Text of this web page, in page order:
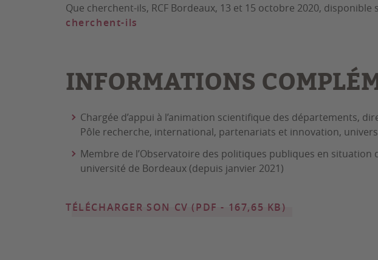
Que cherchent-ils, RCF Bordeaux, 13 et 15 octobre 2020, disponible
cherchent-ils
INFORMATIONS
Chargée d’appui à l’animation scientifique des départements,
Pôle recherche, international, partenariats et innovation,
Membre de l’Observatoire des politiques publiques en situation
université de Bordeaux (depuis janvier 2021)
TÉLÉCHARGER SON CV (PDF - 167,65 KB)